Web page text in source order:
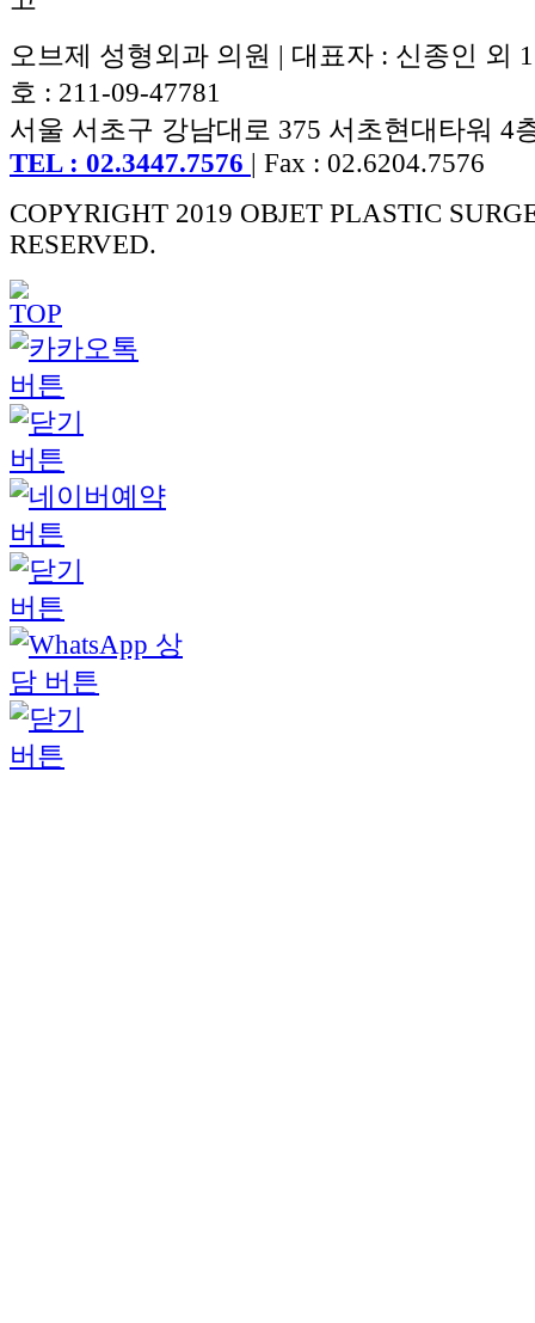
오브제 성형외과 의원 | 대표자 : 신종인 외
호 : 211-09-47781
서울 서초구 강남대로 375 서초현대타워 4
TEL : 02.3447.7576
| Fax : 02.6204.7576
COPYRIGHT 2019 OBJET PLASTIC
RESERVED.